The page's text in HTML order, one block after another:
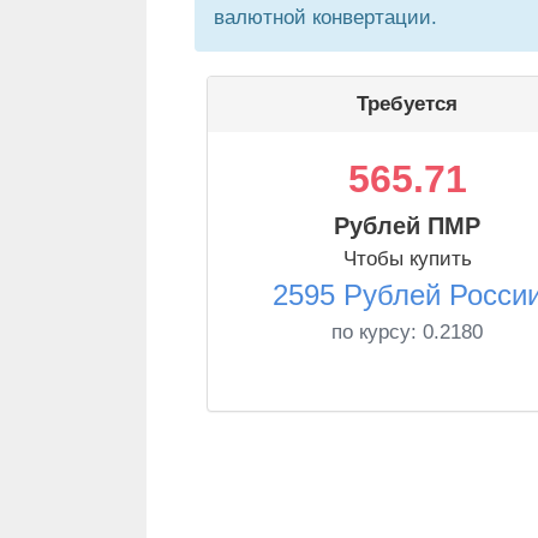
валютной конвертации.
Требуется
565.71
Рублей ПМР
Чтобы купить
2595 Рублей
по курсу: 0.2180